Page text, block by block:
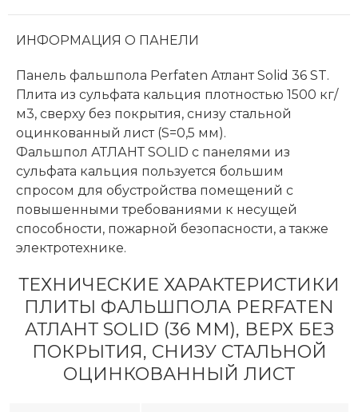
ИНФОРМАЦИЯ О ПАНЕЛИ
Панель фальшпола Perfaten Атлант Solid 36 ST.
Плита из сульфата кальция плотностью 1500 кг/
м3, сверху без покрытия, снизу стальной
оцинкованный лист (S=0,5 мм).
Фальшпол АТЛАНТ SOLID с панелями из
сульфата кальция пользуется большим
спросом для обустройства помещений с
повышенными требованиями к несущей
способности, пожарной безопасности, а также
электротехнике.
ТЕХНИЧЕСКИЕ ХАРАКТЕРИСТИКИ
ПЛИТЫ ФАЛЬШПОЛА PERFATEN
АТЛАНТ SOLID (36 ММ), ВЕРХ БЕЗ
ПОКРЫТИЯ, СНИЗУ СТАЛЬНОЙ
ОЦИНКОВАННЫЙ ЛИСТ